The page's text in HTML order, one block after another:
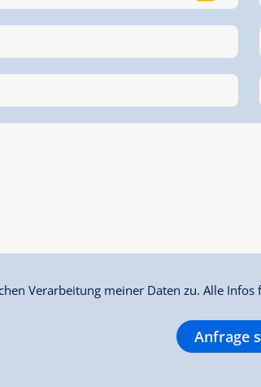
Verarbeitung meiner Daten zu. Alle Infos
Anfrage